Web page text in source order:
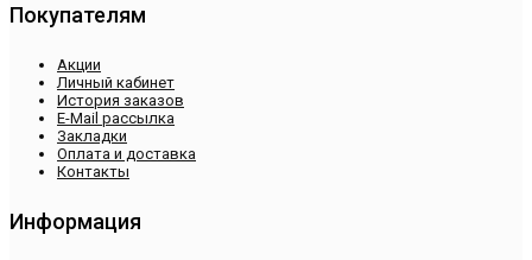
Покупателям
Акции
Личный кабинет
История заказов
E-Mail рассылка
Закладки
Оплата и доставка
Контакты
Информация